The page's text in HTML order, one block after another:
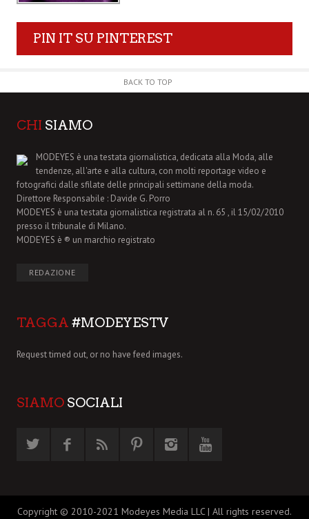
PIN IT SU PINTEREST
BACK TO TOP
CHI SIAMO
MODEYES è una testata giornalistica, dedicata alla Moda, alle
tendenze, all'arte e alla cultura, con molti reportage video e
fotografici dalle sfilate delle principali settimane della moda.
Direttore Responsabile : Davide G. Porro
MODEYES è una testata giornalistica registrata al n. 65 , il 15/02/2010
presso il tribunale di Milano.
MODEYES è ® un marchio registrato
REDAZIONE
TAGGA #MODEYESTV
Request timed out, or no have feed images.
SIAMO SOCIALI
Copyright © 2010-2021 Modeyes Media LLC | All rights reserved.